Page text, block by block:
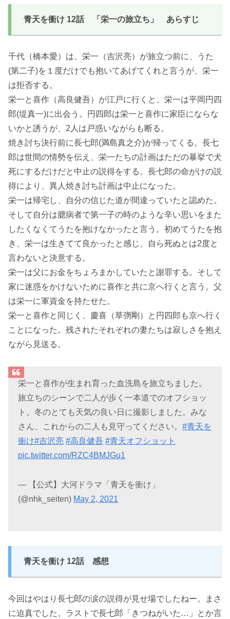
青天を衝け 12話 「栄一の旅立ち」 あらすじ
千代（橋本愛）は、栄一（吉沢亮）が旅立つ前に、うた
(第二子)を１度だけでも抱いてあげてくれと言うが、栄一
は拒否する。
栄一と喜作（高良健吾）が江戸に行くと、栄一は平岡円四
郎(堤真一)に出会う。円四郎は栄一と喜作に家臣にならな
いかと誘うが、2人は戸惑いながらも断る。
焼き討ち決行前に長七郎(満島真之介)が帰ってくる。長七
郎は世間の情勢を伝え、栄一たちの計画はただの暴挙で犬
死にするだけだと中止の説得をする。長七郎の命がけの説
得により、異人焼き討ち計画は中止になった。
栄一は帰宅し、自分の信じた道が間違っていたと認めた。
そして自分は臆病者で第一子の時のような辛い思いをまた
したくなくてうたを抱けなかったと言う。初めてうたを抱
き、栄一は生きてて良かったと感じ、自ら死ぬとは2度と
言わないと決意する。
栄一は父にお金をちょろまかしていたと謝罪する。そして
家に迷惑をかけないために喜作と共に京へ行くと言う。父
は栄一に軍資金を持たせた。
栄一と喜作と同じく、慶喜（草彅剛）と円四郎も京へ行く
ことになった。残されたそれぞれの妻たちは寂しさを抱え
ながら見送る。
栄一と喜作が生まれ育った血洗島を旅立ちました。
旅立ちのシーンで二人が歩く一本道でのオフショッ
ト。冬のとても天気の良い日に撮影しました。みな
さん、これからの二人も見守ってください。#青天を
衝け#吉沢亮 #高良健吾 #青天オフショット
pic.twitter.com/RZC4BMJGu1
— 【公式】大河ドラマ「青天を衝け」
(@nhk_seiten) May 2, 2021
青天を衝け 12話 感想
今回はやはり長七郎の涙の説得が見せ場でしたねー。まさ
に迫真でした。ラストで長七郎「きつねがいた…」とか言